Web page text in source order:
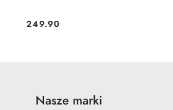
Cena:
249.90
Nasze marki